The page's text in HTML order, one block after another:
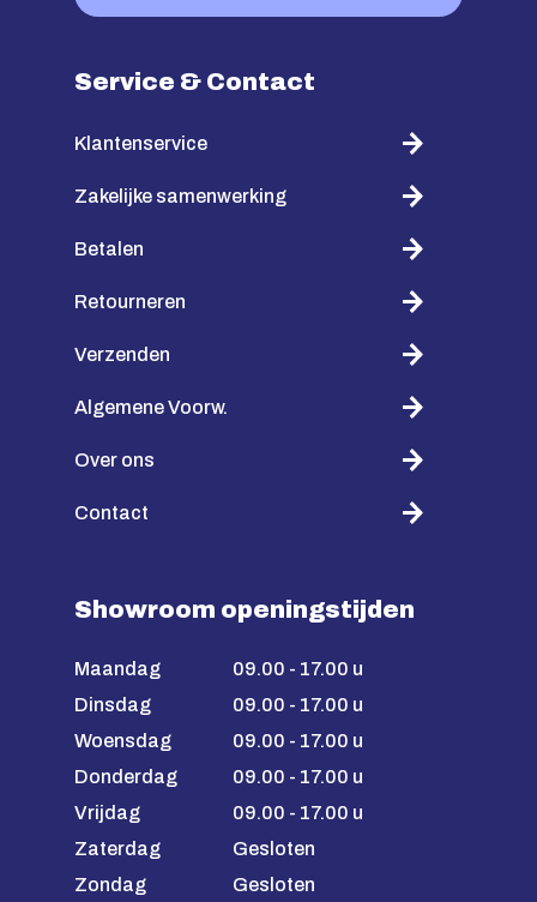
Service & Contact
Klantenservice
Zakelijke samenwerking
Betalen
Retourneren
Verzenden
Algemene Voorw.
Over ons
Contact
Showroom openingstijden
Maandag
09.00 - 17.00 u
Dinsdag
09.00 - 17.00 u
Woensdag
09.00 - 17.00 u
Donderdag
09.00 - 17.00 u
Vrijdag
09.00 - 17.00 u
Zaterdag
Gesloten
Zondag
Gesloten